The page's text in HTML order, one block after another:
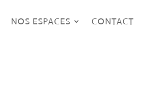
NOS ESPACES CONTACT